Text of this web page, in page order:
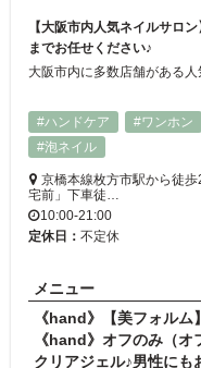
【大阪市内人気ネイルサロ
までお任せください♪
#ハンドケア
#ワンホン
#泡ネイル
京橋本線枚方市駅から徒
宅前」下車徒…
10:00-21:00
定休日： 不定休
メニュー
クリアジェル♪男性にも